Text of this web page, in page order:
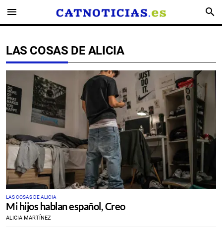
menu search
LAS COSAS DE ALICIA
LAS COSAS DE ALICIA
Mi hijos hablan español, Creo
ALICIA MARTÍNEZ